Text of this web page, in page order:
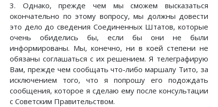
3. Однако, прежде чем мы сможем высказаться
окончательно по этому вопросу, мы должны довести
это дело до сведения Соединенных Штатов, которые
очень обиделись бы, если бы они не были
информированы. Мы, конечно, ни в коей степени не
обязаны соглашаться с их решением. Я телеграфирую
Вам, прежде чем сообщать что-либо маршалу Тито, за
исключением того, что я попрошу его подождать
сообщения, которое я сделаю ему после консультации
с Советским Правительством.